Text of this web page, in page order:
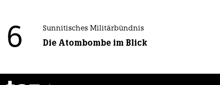
6 Sunnitisches Militärbündnis
Die Atombombe im Blick